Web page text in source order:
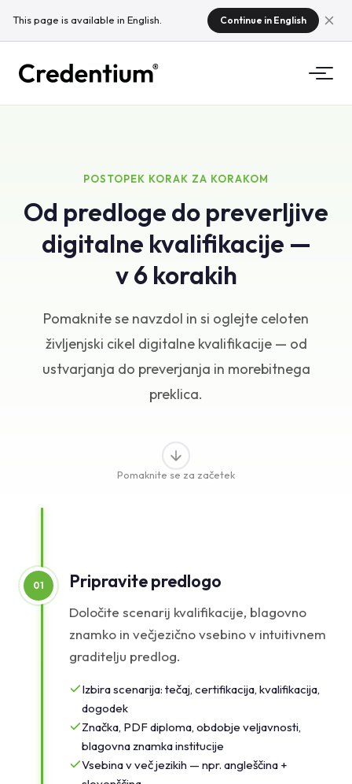
This page is available in English. Continue in English
Zakaj Credentium
O CloudTeamu
Za univerze
Za podjetja za usposabljanje
Za organizatorje dogodkov
Kaj so mikrokvalifikacije?
Standardi in integracije
Baza znanja
POSTOPEK KORAK ZA KORAKOM
Od predloge do preverljive
digitalne kvalifikacije —
v 6 korakih
Pomaknite se navzdol in si oglejte celoten
življenjski cikel digitalne kvalifikacije — od
ustvarjanja do preverjanja in morebitnega
preklica.
Pomaknite se za začetek
Pripravite predlogo
Določite scenarij kvalifikacije, blagovno
znamko in večjezično vsebino v intuitivnem
graditelju predlog.
Izbira scenarija: tečaj, certifikacija, kvalifikacija,
dogodek
Značka, PDF diploma, obdobje veljavnosti,
blagovna znamka institucije
Vsebina v več jezikih — npr. angleščina +
01